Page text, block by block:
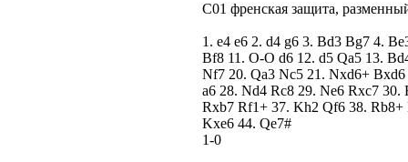
C01 френская защита,
1. e4 e6 2. d4 g6 3. Bd3 Bg7 4.
Bf8 11. O-O d6 12. d5 Qa5 13.
Nf7 20. Qa3 Nc5 21. Nxd6+
a6 28. Nd4 Rc8 29. Ne6 Rxc7
Rxb7 Rf1+ 37. Kh2 Qf6 38.
Kxe6 44. Qe7#
1-0